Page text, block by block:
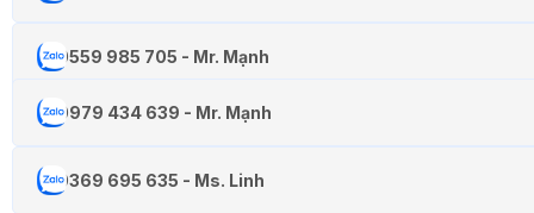
0559 985 705 - Mr. Mạnh
0979 434 639 - Mr. Mạnh
0369 695 635 - Ms. Linh